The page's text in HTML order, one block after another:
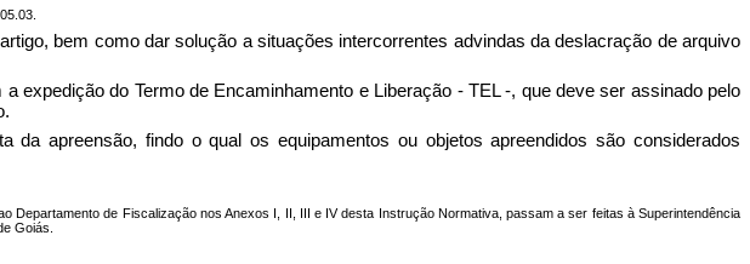
bem como dar solução a situações intercorrentes advindas da deslacração de arquivo
expedição do Termo de Encaminhamento e Liberação - TEL -, que deve ser assinado pelo
apreensão, findo o qual os equipamentos ou objetos apreendidos são considerados
Departamento de Fiscalização nos Anexos I, II, III e IV desta Instrução Normativa, passam a ser feitas à Superintendência
Goiás.